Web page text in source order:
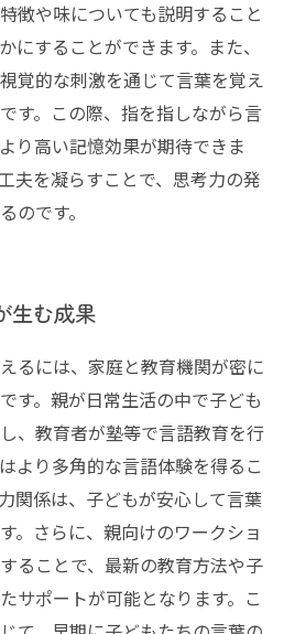
徴や味についても説明すること
にすることができます。また、
覚的な刺激を通じて言葉を覚え
す。この際、指を指しながら言
り高い記憶効果が期待できま
夫を凝らすことで、思考力の発
のです。
生む成果
るには、家庭と教育機関が密に
す。親が日常生活の中で子ども
、教育者が塾等で言語教育を行
より多角的な言語体験を得るこ
関係は、子どもが安心して言葉
。さらに、親向けのワークショ
ることで、最新の教育方法や子
サポートが可能となります。こ